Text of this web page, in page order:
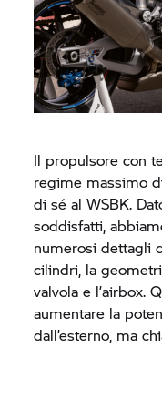
Il propulsore con
regime massimo
di sé al WSBK.
soddisfatti,
numerosi dettagli
cilindri, la
valvola e l’airbox.
aumentare la
dall’esterno, ma